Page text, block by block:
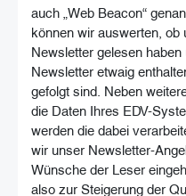
auch „Web Beacon“
können wir auswerten, ob
Newsletter gelesen haben
Newsletter etwaig
gefolgt sind. Neben
die Daten Ihres EDV-
werden die dabei
wir unser Newsletter-
Wünsche der Leser
also zur Steigerung der